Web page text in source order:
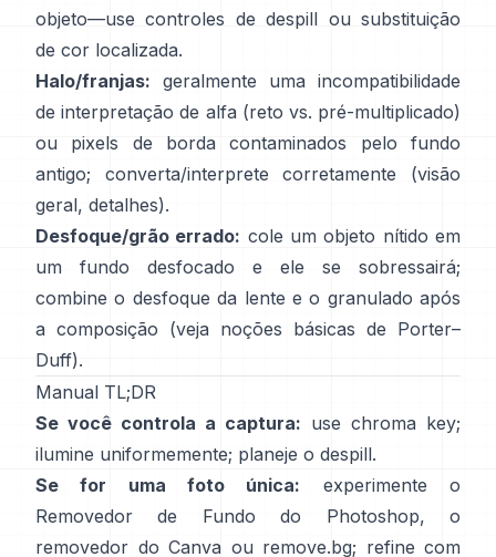
objeto—use controles de despill ou substituição
de cor localizada.
Halo/franjas: geralmente uma incompatibilidade
de interpretação de alfa (reto vs. pré-multiplicado)
ou pixels de borda contaminados pelo fundo
antigo; converta/interprete corretamente
(visão
geral, detalhes).
Desfoque/grão errado: cole um objeto nítido em
um fundo desfocado e ele se sobressairá;
combine o desfoque da lente e o granulado após
a composição (veja noções básicas de Porter–
Duff).
Manual TL;DR
Se você controla a captura: use chroma key;
ilumine uniformemente; planeje o despill.
Se for uma foto única: experimente o
Removedor de Fundo do Photoshop,
o
removedor do Canva ou remove.bg; refine com